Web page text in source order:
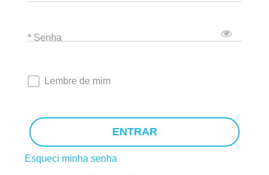
* Senha
Lembre de mim
ENTRAR
Esqueci minha senha